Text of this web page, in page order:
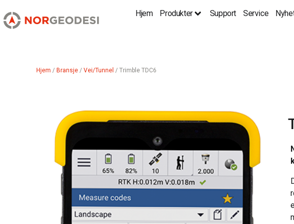
Hjem Produkter Support Service
Hjem / Bransje / Vei/Tunnel / Trimble TDC6